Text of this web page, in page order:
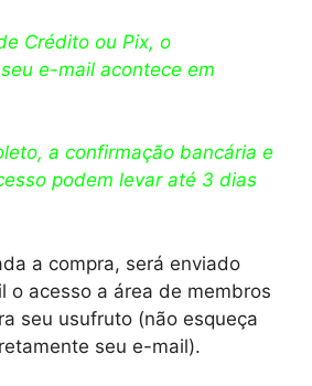
Crédito ou Pix, o
e-mail acontece em
a confirmação bancária e
podem levar até 3 dias
a compra, será enviado
o acesso a área de membros
seu usufruto (não esqueça
seu e-mail).